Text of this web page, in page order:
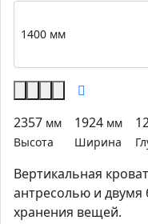
2357 мм
Высота
1924 мм
Ширина
Вертикальная
антресолью и
хранения вещей.